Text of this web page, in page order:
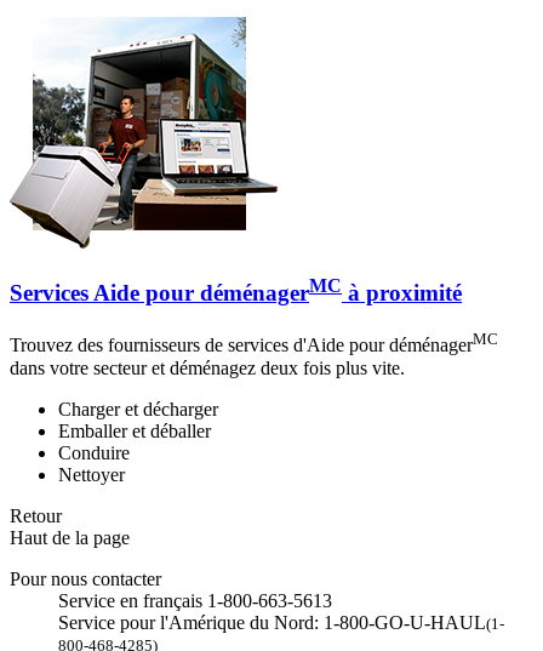
Services Aide pour déménagerMC à proximité
Trouvez des fournisseurs de services d'Aide pour déménagerMC
dans votre secteur et déménagez deux fois plus vite.
Charger et décharger
Emballer et déballer
Conduire
Nettoyer
Retour
Haut de la page
Pour nous contacter
Service en français 1-800-663-5613
Service pour l'Amérique du Nord: 1-800-GO-U-HAUL(1-
800-468-4285)